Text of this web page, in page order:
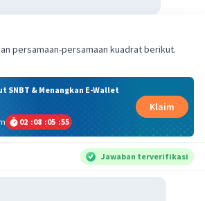
persamaan-persamaan kuadrat berikut.
SNBT & Menangkan E-Wallet
02 :08 :05 :55
Klaim
Jawaban terverifikasi